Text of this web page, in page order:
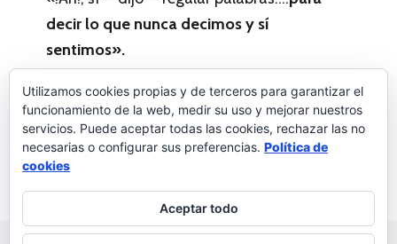
decir lo que nunca decimos y sí
sentimos».
Me lo dijo Juanjo. Muchas gracias, Juanjo.
Palabras a la vida
Utilizamos cookies propias y de terceros para garantizar el
funcionamiento de la web, medir su uso y mejorar nuestros
servicios. Puede aceptar todas las cookies, rechazar las no
necesarias o configurar sus preferencias. Política de
cookies
Aceptar todo